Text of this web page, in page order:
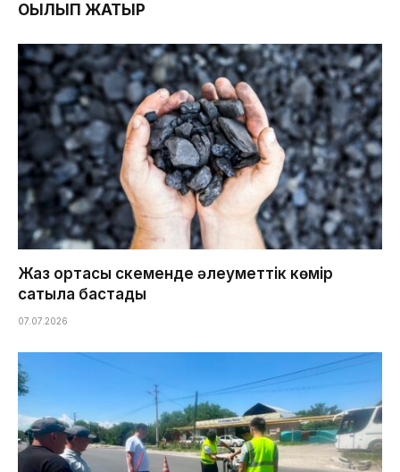
ОҚЫЛЫП ЖАТЫР
Жаз ортасы Өскеменде әлеуметтік көмір
сатыла бастады
07.07.2026